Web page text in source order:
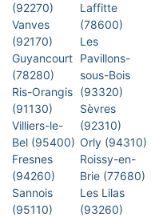
(92270)
Vanves
(92170)
Guyancourt
(78280)
Ris-Orangis
(91130)
Villiers-le-
Bel (95400)
Fresnes
(94260)
Sannois
(95110)
Laffitte
(78600)
Les
Pavillons-
sous-Bois
(93320)
Sèvres
(92310)
Orly (94310)
Roissy-en-
Brie (77680)
Les Lilas
(93260)